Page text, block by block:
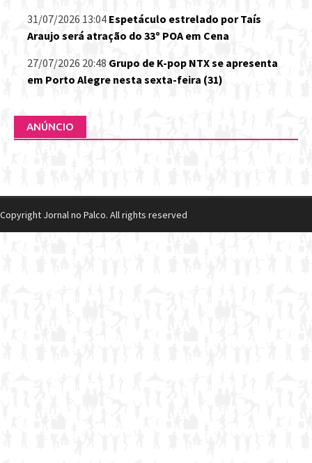
31/07/2026 13:04 Espetáculo estrelado por Taís
Araujo será atração do 33º POA em Cena
27/07/2026 20:48 Grupo de K-pop NTX se apresenta
em Porto Alegre nesta sexta-feira (31)
ANÚNCIO
Copyright Jornal no Palco. All rights reserved